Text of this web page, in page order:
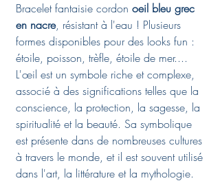
Bracelet fantaisie cordon oeil bleu grec
en nacre, résistant à l'eau ! Plusieurs
formes disponibles pour des looks fun :
étoile, poisson, trèfle, étoile de mer....
L'œil est un symbole riche et complexe,
associé à des significations telles que la
conscience, la protection, la sagesse, la
spiritualité et la beauté. Sa symbolique
est présente dans de nombreuses cultures
à travers le monde, et il est souvent utilisé
dans l'art, la littérature et la mythologie.